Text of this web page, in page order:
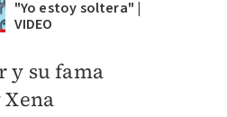
"Yo estoy soltera" |
VIDEO
y su fama